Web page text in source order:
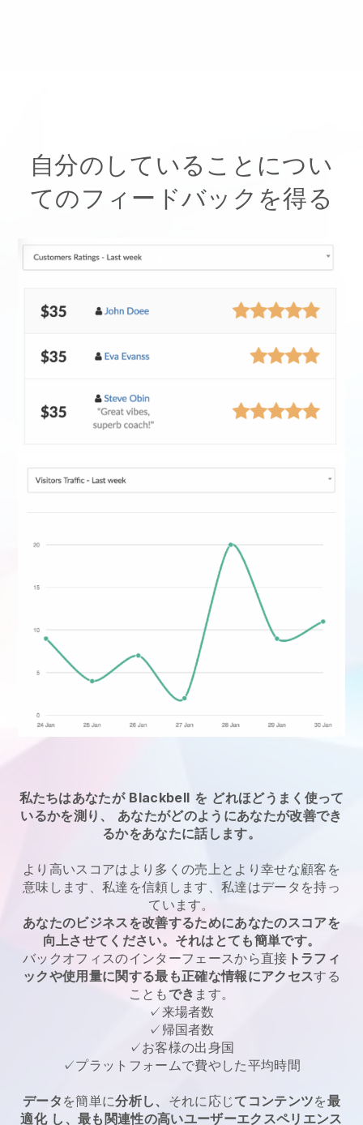
自分のしていることについ
てのフィードバックを得る
私たちはあなたが Blackbell を どれほどうまく使って
いるかを測り、
あなたがどのようにあなたが改善でき
るかをあなたに話します。
より高いスコアはより多くの売上とより幸せな顧客を
意味します、私達を信頼します、私達はデータを持っ
ています。
あなたのビジネスを改善するためにあなたのスコアを
向上させてください。それはとても簡単です。
バックオフィスのインターフェースから直接 トラフィ
ックや使用量に関する最も正確な情報にアクセスする
こともでき ます。
✓来場者数
✓帰国者数
✓お客様の出身国
✓プラットフォームで費やした平均時間
データ を簡単に分析し、 それに応じてコンテンツを最
適化 し、最も関連性の高いユーザーエクスペリエンス